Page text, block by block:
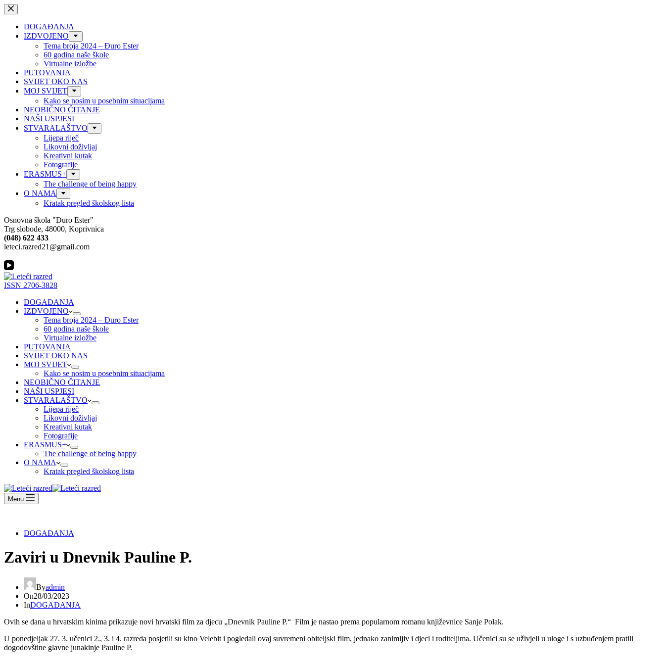
Preskoči
na
sadržajDOGAĐANJA
IZDVOJENO
Tema broja 2024 – Đuro Ester
60 godina naše škole
Virtualne izložbe
PUTOVANJA
SVIJET OKO NAS
MOJ SVIJET
Kako se nosim u posebnim situacijama
NEOBIČNO ČITANJE
NAŠI USPJESI
STVARALAŠTVO
Lijepa riječ
Likovni doživljaj
Kreativni kutak
Fotografije
ERASMUS+
The challenge of being happy
O NAMA
Kratak pregled školskog lista
Osnovna škola "Đuro Ester"
Trg slobode, 48000, Koprivnica
(048) 622 433
leteci.razred21@gmail.com
ISSN 2706-3828
DOGAĐANJA
IZDVOJENO
Tema broja 2024 – Đuro Ester
60 godina naše škole
Virtualne izložbe
PUTOVANJA
SVIJET OKO NAS
MOJ SVIJET
Kako se nosim u posebnim situacijama
NEOBIČNO ČITANJE
NAŠI USPJESI
STVARALAŠTVO
Lijepa riječ
Likovni doživljaj
Kreativni kutak
Fotografije
ERASMUS+
The challenge of being happy
O NAMA
Kratak pregled školskog lista
Menu
DOGAĐANJA
Zaviri u Dnevnik Pauline P.
Byadmin
On28/03/2023
InDOGAĐANJA
Ovih se dana u hrvatskim kinima prikazuje novi hrvatski film za djecu „Dnevnik Pauline P.“ Film je nastao prema popularnom romanu književnice Sanje Polak.
U ponedjeljak 27. 3. učenici 2., 3. i 4. razreda posjetili su kino Velebit i pogledali ovaj suvremeni obiteljski film, jednako zanimljiv i djeci i roditeljima. Učenici su se uživjeli u uloge i s uzbuđenjem pratili
dogodovštine glavne junakinje Pauline P.